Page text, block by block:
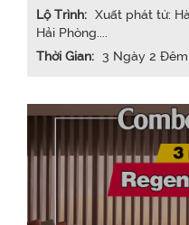
Lộ Trình: Xuất phát từ:
Hải Phòng....
Thời Gian: 3 Ngày 2 Đêm